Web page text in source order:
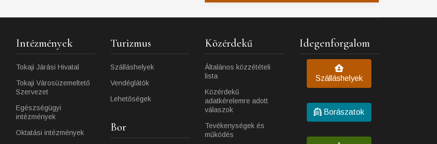
Intézmények
Tokaji Járási Hivatal
Tokaji Városüzemeltető
Szervezet
Egészségügyi
intézmények
Oktatási intézmények
Turizmus
Szálláshelyek
Vendéglátók
Lehetőségek
Bor
Közérdekű
Általános közzétételi
lista
Közérdekű
adatkérelemre adott
válaszok
Tevékenységek és
működés
Idegenforgalom
Szálláshelyek
Borászatok